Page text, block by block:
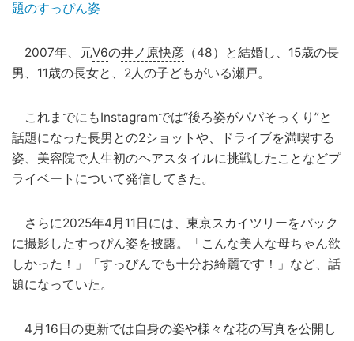
題のすっぴん姿
2007年、元V6の井ノ原快彦 （48）と結婚し、15歳の長
男、11歳の長女と、2人の子どもがいる瀬戸。
これまでにもInstagramでは“後ろ姿がパパそっくり”と
話題になった長男との2ショットや、ドライブを満喫する
姿、美容院で人生初のヘアスタイルに挑戦したことなどプ
ライベートについて発信してきた。
さらに2025年4月11日には、東京スカイツリーをバック
に撮影したすっぴん姿を披露。「こんな美人な母ちゃん欲
しかった！」「すっぴんでも十分お綺麗です！」など、話
題になっていた。
4月16日の更新では自身の姿や様々な花の写真を公開し